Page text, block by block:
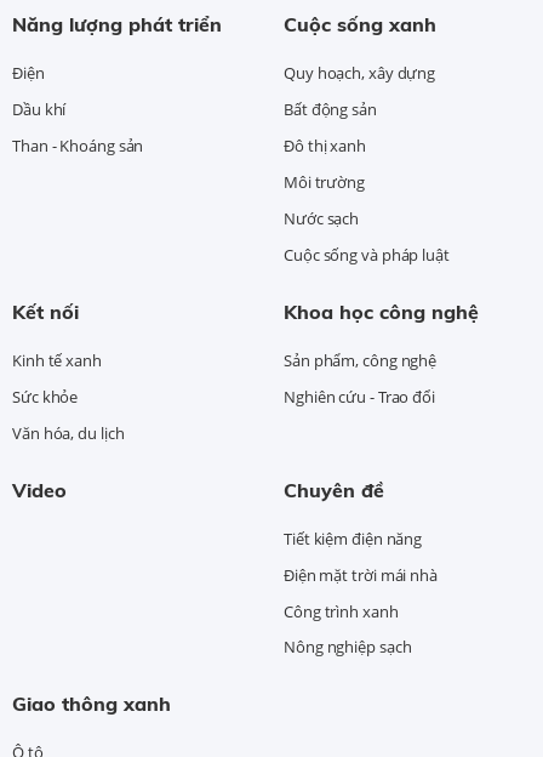
Năng lượng phát triển
Điện
Dầu khí
Than - Khoáng sản
Cuộc sống xanh
Quy hoạch, xây dựng
Bất động sản
Đô thị xanh
Môi trường
Nước sạch
Cuộc sống và pháp luật
Kết nối
Kinh tế xanh
Sức khỏe
Văn hóa, du lịch
Khoa học công nghệ
Sản phẩm, công nghệ
Nghiên cứu - Trao đổi
Video Chuyên đề
Tiết kiệm điện năng
Điện mặt trời mái nhà
Công trình xanh
Nông nghiệp sạch
Giao thông xanh